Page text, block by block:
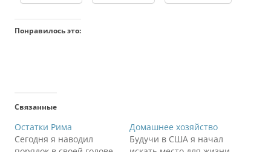
Понравилось это:
Связанные
Остатки Рима
Сегодня я наводил
Домашнее хозяйство
Будучи в США я начал